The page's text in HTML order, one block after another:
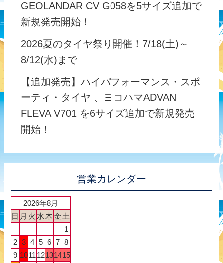
GEOLANDAR CV G058を5サイズ追加で
新規発売開始！
2026夏のタイヤ祭り開催！7/18(土)～
8/12(水)まで
【追加発売】ハイパフォーマンス・スポ
ーティ・タイヤ 、ヨコハマADVAN
FLEVA V701 を6サイズ追加で新規発売
開始！
営業カレンダー
2026年8月
日 月 火 水木金土
1
2 3 4 5 6 7 8
9 101112131415